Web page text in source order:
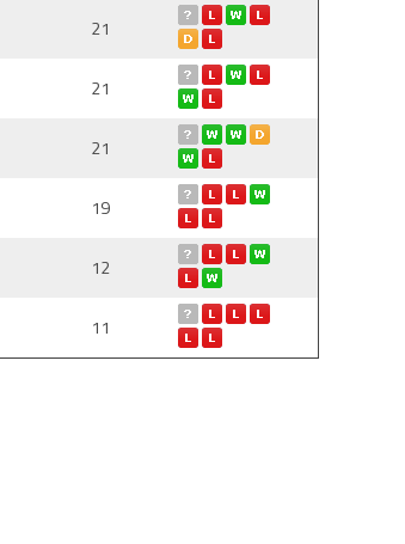
21
21
21
19
12
11